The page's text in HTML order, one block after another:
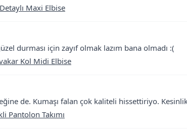
Maxi Elbise
durması için zayıf olmak lazım bana olmadı :(
Kol Midi Elbise
de. Kumaşı falan çok kaliteli hissettiriyo.
Pantolon Takımı